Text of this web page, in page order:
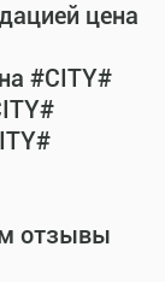
цена
#CITY#
отзывы